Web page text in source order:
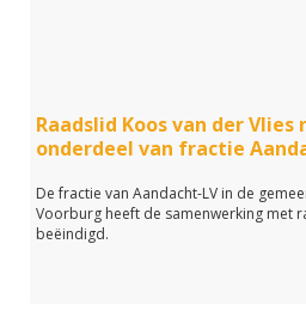
Raadslid Koos van der
onderdeel van fractie
De fractie van Aandacht-LV in de
Voorburg heeft de samenwerking met
beëindigd.